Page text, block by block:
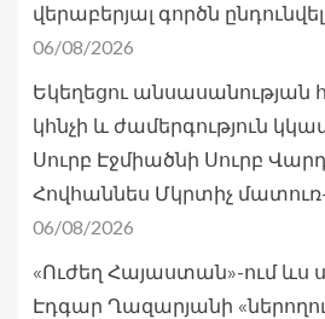
վերաբերյալ գործն
06/08/2026
Եկեղեցու
կհնչի և ժամերգություն
Սուրբ Էջմիածնի Սուրբ
Հովհաննես Մկրտիչ
06/08/2026
«Ուժեղ Հայաստան»-ում ևս
Էդգար Ղազարյանի